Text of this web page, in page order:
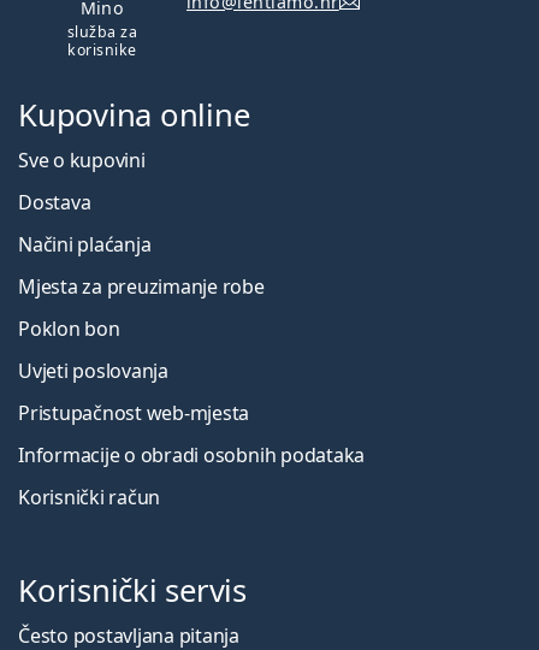
Mino
služba za
korisnike
Kupovina online
Sve o kupovini
Dostava
Načini plaćanja
Mjesta za preuzimanje robe
Poklon bon
Uvjeti poslovanja
Pristupačnost web-mjesta
Informacije o obradi osobnih podataka
Korisnički račun
Korisnički servis
Često postavljana pitanja